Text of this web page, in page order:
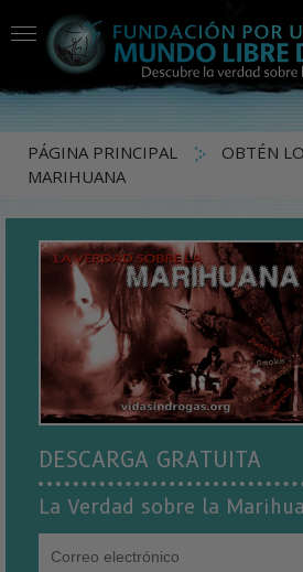
PÁGINA PRINCIPAL
OBTÉN
MARIHUANA
DESCARGA GRATUITA
La Verdad sobre la